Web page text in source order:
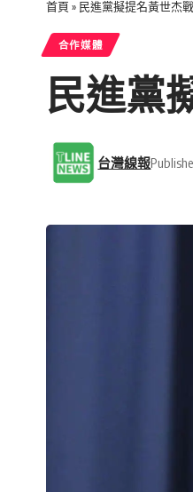
首頁 » 民進黨擬提名黃世杰
合作媒體
民進黨
台灣線報